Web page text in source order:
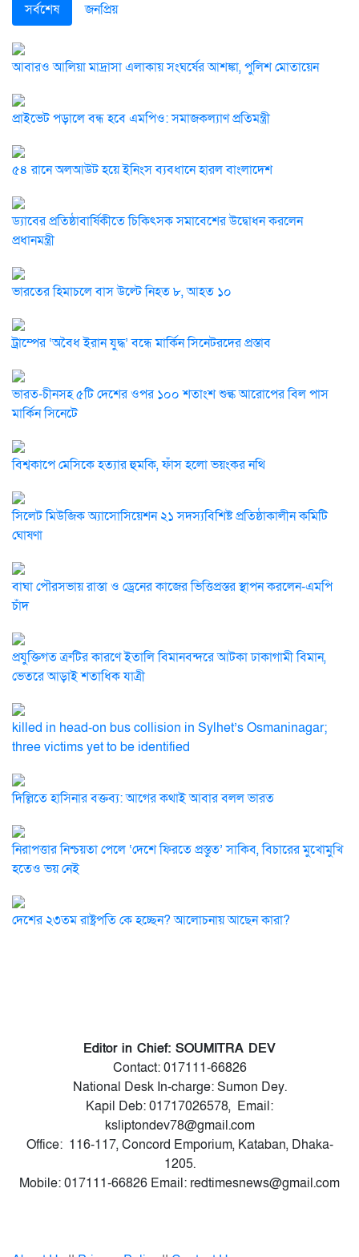
সর্বশেষ জনপ্রিয়
আবারও আলিয়া মাদ্রাসা এলাকায় সংঘর্ষের আশঙ্কা, পুলিশ মোতায়েন
প্রাইভেট পড়ালে বন্ধ হবে এমপিও: সমাজকল্যাণ প্রতিমন্ত্রী
৫৪ রানে অলআউট হয়ে ইনিংস ব্যবধানে হারল বাংলাদেশ
ড্যাবের প্রতিষ্ঠাবার্ষিকীতে চিকিৎসক সমাবেশের উদ্বোধন করলেন
প্রধানমন্ত্রী
ভারতের হিমাচলে বাস উল্টে নিহত ৮, আহত ১০
ট্রাম্পের ‘অবৈধ ইরান যুদ্ধ’ বন্ধে মার্কিন সিনেটরদের প্রস্তাব
ভারত-চীনসহ ৫টি দেশের ওপর ১০০ শতাংশ শুল্ক আরোপের বিল পাস
মার্কিন সিনেটে
বিশ্বকাপে মেসিকে হত্যার হুমকি, ফাঁস হলো ভয়ংকর নথি
সিলেট মিউজিক অ্যাসোসিয়েশন ২১ সদস্যবিশিষ্ট প্রতিষ্ঠাকালীন কমিটি
ঘোষণা
বাঘা পৌরসভায় রাস্তা ও ড্রেনের কাজের ভিত্তিপ্রস্তর স্থাপন করলেন-এমপি
চাঁদ
প্রযুক্তিগত ত্রুটির কারণে ইতালি বিমানবন্দরে আটকা ঢাকাগামী বিমান,
ভেতরে আড়াই শতাধিক যাত্রী
killed in head-on bus collision in Sylhet’s Osmaninagar;
three victims yet to be identified
দিল্লিতে হাসিনার বক্তব্য: আগের কথাই আবার বলল ভারত
নিরাপত্তার নিশ্চয়তা পেলে ‘দেশে ফিরতে প্রস্তুত’ সাকিব, বিচারের মুখোমুখি
হতেও ভয় নেই
দেশের ২৩তম রাষ্ট্রপতি কে হচ্ছেন? আলোচনায় আছেন কারা?
Editor in Chief: SOUMITRA DEV
Contact: 017111-66826
National Desk In-charge: Sumon Dey.
Kapil Deb: 01717026578, Email:
ksliptondev78@gmail.com
Office: 116-117, Concord Emporium, Kataban, Dhaka-
1205.
Mobile: 017111-66826 Email: redtimesnews@gmail.com